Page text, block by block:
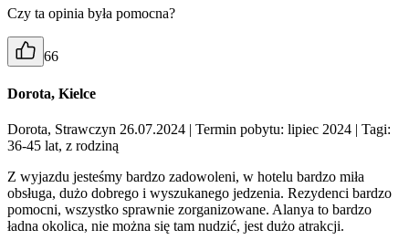
Czy ta opinia była pomocna?
66
Dorota, Kielce
Dorota, Strawczyn 26.07.2024 | Termin pobytu: lipiec 2024 | Tagi:
36-45 lat, z rodziną
Z wyjazdu jesteśmy bardzo zadowoleni, w hotelu bardzo miła
obsługa, dużo dobrego i wyszukanego jedzenia. Rezydenci bardzo
pomocni, wszystko sprawnie zorganizowane. Alanya to bardzo
ładna okolica, nie można się tam nudzić, jest dużo atrakcji.